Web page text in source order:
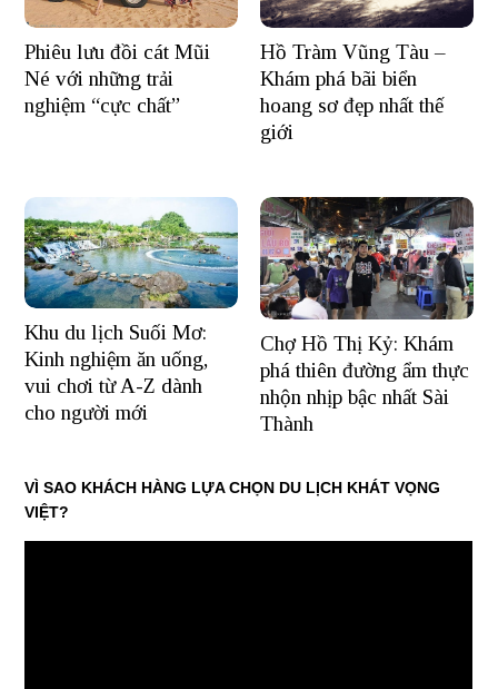
Phiêu lưu đồi cát Mũi
Né với những trải
nghiệm “cực chất”
Hồ Tràm Vũng Tàu –
Khám phá bãi biển
hoang sơ đẹp nhất thế
giới
Khu du lịch Suối Mơ:
Kinh nghiệm ăn uống,
vui chơi từ A-Z dành
cho người mới
Chợ Hồ Thị Kỷ: Khám
phá thiên đường ẩm thực
nhộn nhịp bậc nhất Sài
Thành
VÌ SAO KHÁCH HÀNG LỰA CHỌN DU LỊCH KHÁT VỌNG
VIỆT?